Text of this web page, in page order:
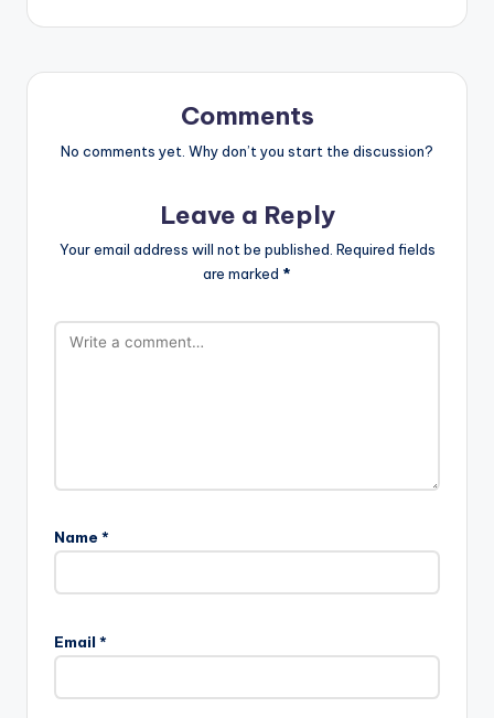
Comments
No comments yet. Why don’t you start the discussion?
Leave a Reply
Your email address will not be published. Required fields
are marked *
Name *
Email *